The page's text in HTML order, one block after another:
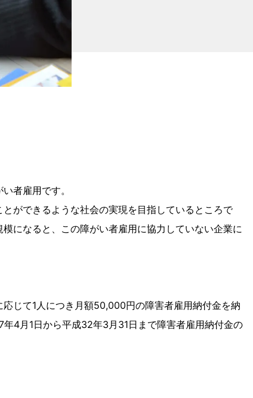
者雇用です。
ができるような社会の実現を目指しているところで
になると、この障がい者雇用に協力していない企業に
じて1人につき月額50,000円の障害者雇用納付金を納
4月1日から平成32年3月31日まで障害者雇用納付金の